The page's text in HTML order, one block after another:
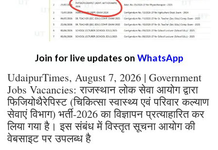
Join for live updates on WhatsApp
UdaipurTimes, August 7, 2026 | Government
Jobs Vacancies: राजस्थान लोक सेवा आयोग द्वारा
फिजियोथैरेपिस्ट (चिकित्सा स्वास्थ्य एवं परिवार कल्याण
सेवाएं विभाग) भर्ती-2026 का विज्ञापन प्रत्याहारित कर
लिया गया है। इस संबंध में विस्तृत सूचना आयोग की
वेबसाइट पर उपलब्ध है